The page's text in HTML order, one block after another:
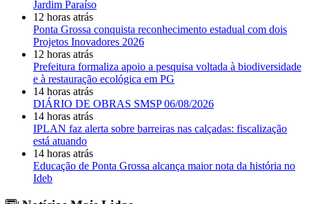
Jardim Paraíso
12 horas atrás
Ponta Grossa conquista reconhecimento estadual com dois
Projetos Inovadores 2026
12 horas atrás
Prefeitura formaliza apoio a pesquisa voltada à biodiversidade
e à restauração ecológica em PG
14 horas atrás
DIÁRIO DE OBRAS SMSP 06/08/2026
14 horas atrás
IPLAN faz alerta sobre barreiras nas calçadas: fiscalização
está atuando
14 horas atrás
Educação de Ponta Grossa alcança maior nota da história no
Ideb